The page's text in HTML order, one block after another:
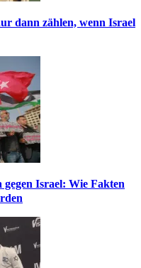
dann zählen, wenn Israel
Israel: Wie Fakten